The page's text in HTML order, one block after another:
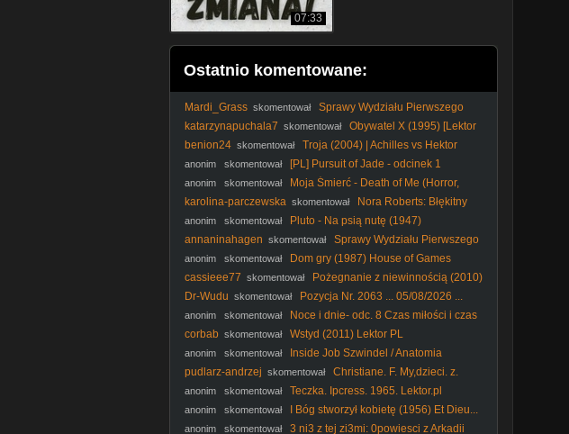
07:33
Ostatnio komentowane:
Mardi_Grass skomentował
Sprawy Wydziału Pierwszego
S01E01 Lektor PL
katarzynapuchala7 skomentował
Obywatel X (1995) [Lektor
PL] - Citizen X
benion24 skomentował Troja (2004) | Achilles vs Hektor
anonim skomentował [PL] Pursuit of Jade - odcinek 1
anonim skomentował
Moja Śmierć - Death of Me (Horror,
2020) [napisy pl]
karolina-parczewska skomentował
Nora Roberts: Błękitny
dym (2007) Lektor PL
anonim skomentował
Pluto - Na psią nutę (1947)
annaninahagen skomentował
Sprawy Wydziału Pierwszego
S01E01 Lektor PL
anonim skomentował
Dom gry (1987) House of Games
[1080p] [BDRip]
cassieee77 skomentował
Pożegnanie z niewinnością (2010)
Lektor PL
Dr-Wudu skomentował Pozycja Nr. 2063 ... 05/08/2026 ...
anonim skomentował
Noce i dnie- odc. 8 Czas miłości i czas
śmierci
corbab skomentował Wstyd (2011) Lektor PL
anonim skomentował
Inside Job Szwindel / Anatomia
Kryzysu / 2010 Film dokumentalny / PL480p
pudlarz-andrzej skomentował
Christiane. F. My,dzieci. z.
dworca. Zoo. 1981. Lektor.pl
anonim skomentował Teczka. Ipcress. 1965. Lektor.pl
anonim skomentował
I Bóg stworzył kobietę (1956) Et Dieu...
créa la femme [1080p] [Bluray]
anonim skomentował 3 ni3 z tej zi3mi: 0powiesci z Arkadii